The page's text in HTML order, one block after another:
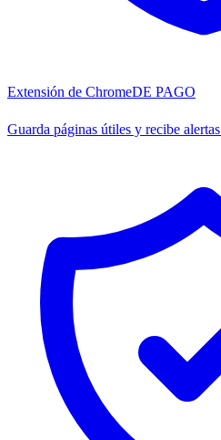
Extensión de ChromeDE PAGO
Guarda páginas útiles y recibe